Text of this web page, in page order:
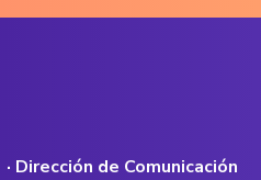
· Dirección de Comunicación